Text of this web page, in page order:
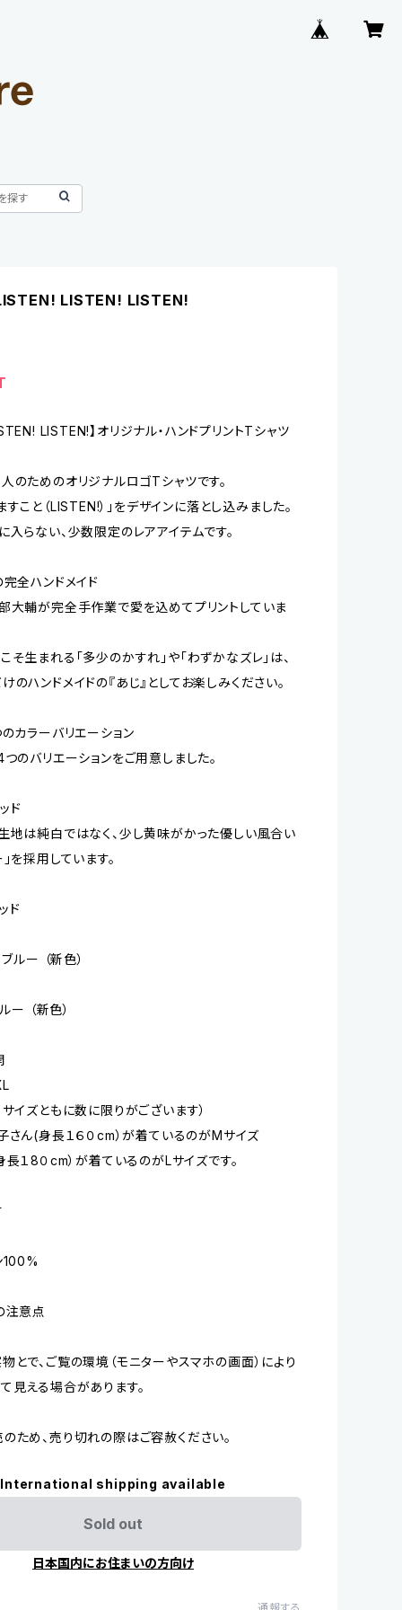
LISTEN! LISTEN! LISTEN!
LISTEN!】オリジナル・ハンドプリントTシャツ
のためのオリジナルロゴTシャツです。
すこと（LISTEN!）」をデザインに落とし込みました。
入らない、少数限定のレアアイテムです。
全ハンドメイド
大輔が完全手作業で愛を込めてプリントしていま
そ生まれる「多少のかすれ」や「わずかなズレ」は、
のハンドメイドの『あじ』としてお楽しみください。
カラーバリエーション
のバリエーションをご用意しました。
ド
地は純白ではなく、少し黄味がかった優しい風合い
を採用しています。
ド
ルー （新色）
ー （新色）
イズともに数に限りがございます）
さん(身長１６０cm）が着ているのがMサイズ
１8０cm）が着ているのがLサイズです。
100%
注意点
とで、ご覧の環境（モニターやスマホの画面）により
見える場合があります。
ため、売り切れの際はご容赦ください。
International shipping available
Sold out
日本国内にお住まいの方向け